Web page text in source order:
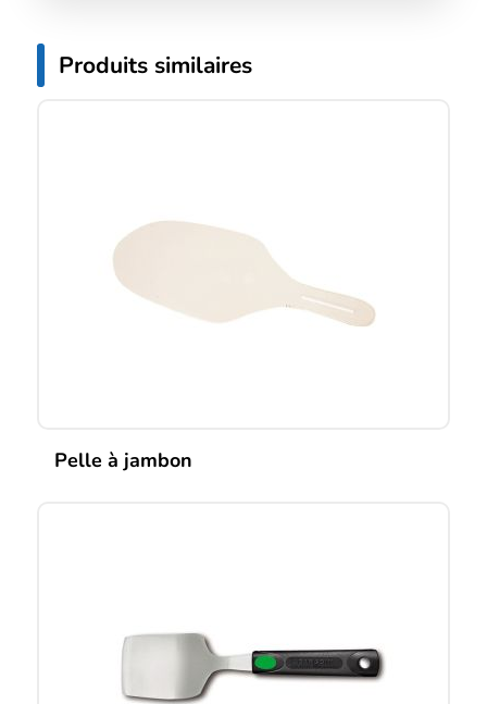
Produits similaires
Pelle à jambon